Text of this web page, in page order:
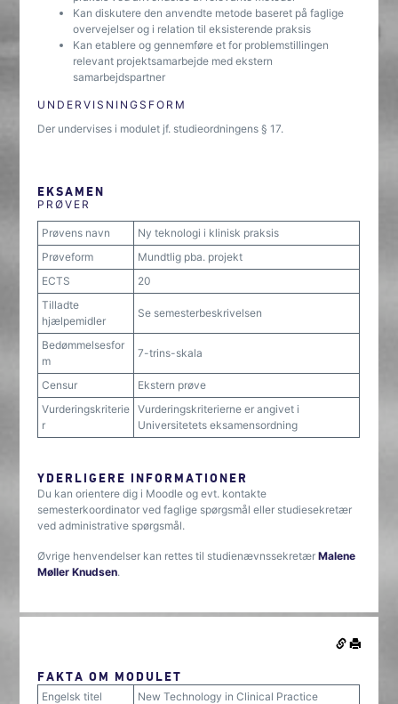
Kan diskutere den anvendte metode baseret på faglige
overvejelser og i relation til eksisterende praksis
Kan etablere og gennemføre et for problemstillingen
relevant projektsamarbejde med ekstern
samarbejdspartner
UNDERVISNINGSFORM
Der undervises i modulet jf. studieordningens § 17.
EKSAMEN
PRØVER
Prøvens navn
Ny teknologi i klinisk praksis
Prøveform
Mundtlig pba. projekt
ECTS
20
Tilladte
hjælpemidler
Se semesterbeskrivelsen
Bedømmelsesfor
m
7-trins-skala
Censur
Ekstern prøve
Vurderingskriterie
r
Vurderingskriterierne er angivet i
Universitetets eksamensordning
YDERLIGERE INFORMATIONER
Du kan orientere dig i Moodle og evt. kontakte
semesterkoordinator ved faglige spørgsmål eller studiesekretær
ved administrative spørgsmål.
Øvrige henvendelser kan rettes til studienævnssekretærMalene
Møller Knudsen.
FAKTA OM MODULET
Engelsk titel
New Technology in Clinical Practice